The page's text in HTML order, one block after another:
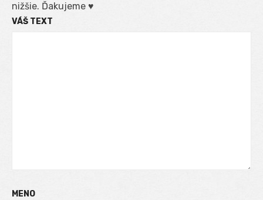
nižšie. Ďakujeme ♥
VÁŠ TEXT
MENO